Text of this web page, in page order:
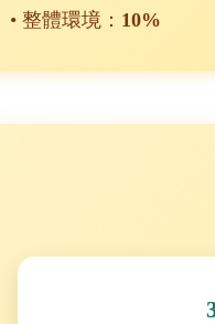
• 整體環境： 10%